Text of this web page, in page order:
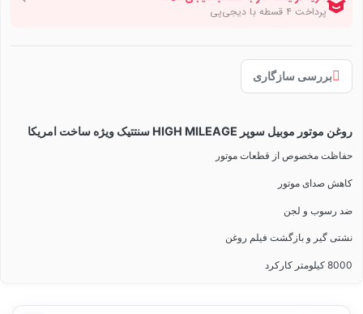
بررسی سازگاری
روغن موتور موبیل سوپر HIGH MILEAGE سنتتیک ویژه ساخت امریکا
حفاظت مخصوص از قطعات موتور
کاهش صدای موتور
ضد رسوب و لجن
نشتی گیر و بازگشت فیلم روغن
8000 کیلومتر کارکرد